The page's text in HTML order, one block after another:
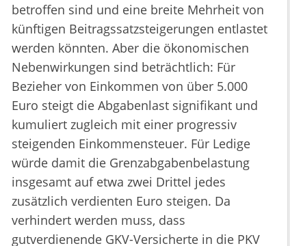
betroffen sind und eine breite Mehrheit von
künftigen Beitragssatzsteigerungen entlastet
werden könnten. Aber die ökonomischen
Nebenwirkungen sind beträchtlich: Für
Bezieher von Einkommen von über 5.000
Euro steigt die Abgabenlast signifikant und
kumuliert zugleich mit einer progressiv
steigenden Einkommensteuer. Für Ledige
würde damit die Grenzabgabenbelastung
insgesamt auf etwa zwei Drittel jedes
zusätzlich verdienten Euro steigen. Da
verhindert werden muss, dass
gutverdienende GKV-Versicherte in die PKV